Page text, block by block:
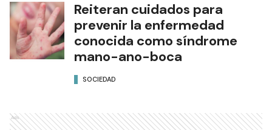
Reiteran cuidados para
prevenir la enfermedad
conocida como síndrome
mano-ano-boca
SOCIEDAD
Ads